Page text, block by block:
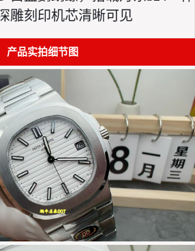
雕刻印机芯清晰可见
产品实拍细节图